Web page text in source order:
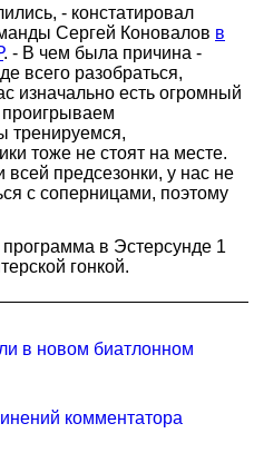
- констатировал
Сергей Коновалов в
. - В чем была причина -
всего разобраться,
изначально есть огромный
тренируемся,
тоже не стоят на месте.
предсезонки, у нас не
с соперницами, поэтому
в Эстерсунде 1
гонкой.
в новом биатлонном
комментатора